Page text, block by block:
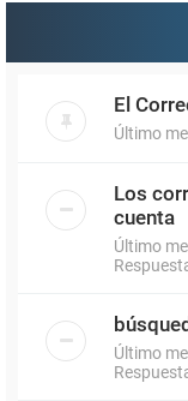
El
Último
Los
cuenta
Último
Último